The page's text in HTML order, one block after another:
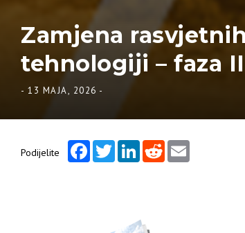
Zamjena
tehnologiji – faza II
- 13 MAJA, 2026 -
Podijelite
FacebookTwitterLinkedInReddit